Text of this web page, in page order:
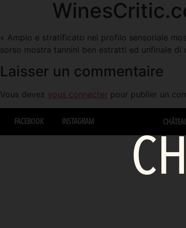
« Ampio e stratificato nel profilo sensoriale
sorso mostra tannini ben estratti ed unfinale
Laisser un commentaire
Vous devez vous connecter pour publier un
FACEBOOK INSTAGRAM